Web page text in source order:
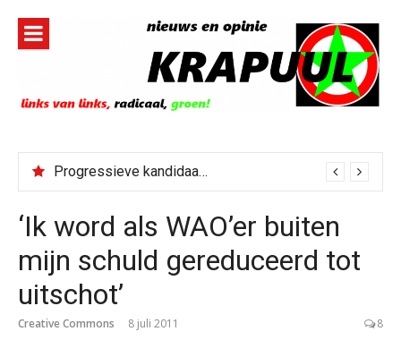
inhoud
Progressieve kandidaat El-Sayed senaatskandidaat Michigan
Bestorming Ceuta gevolg van op sociale media verspreide hoax?
‘Ik word als WAO’er buiten
mijn schuld gereduceerd tot
uitschot’
Creative Commons 8 juli 2011 8